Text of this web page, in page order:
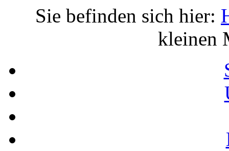
Sie befinden sich hier:
kleinen